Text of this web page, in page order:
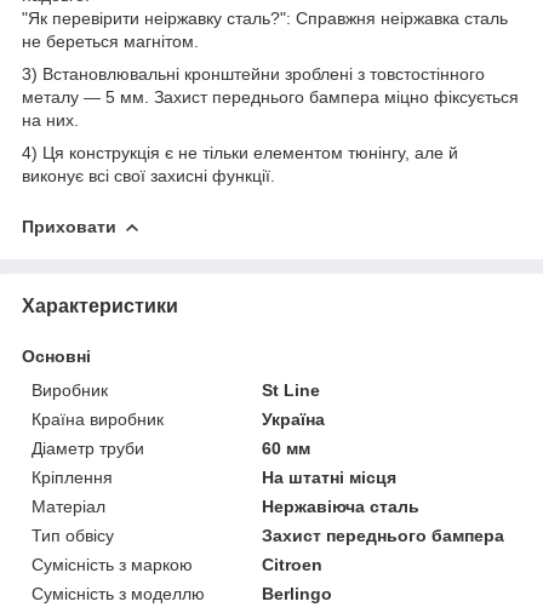
"Як перевірити неіржавку сталь?": Справжня неіржавка сталь
не береться магнітом.
3) Встановлювальні кронштейни зроблені з товстостінного
металу — 5 мм. Захист переднього бампера міцно фіксується
на них.
4) Ця конструкція є не тільки елементом тюнінгу, але й
виконує всі свої захисні функції.
Приховати
Характеристики
Основні
Виробник
St Line
Країна виробник
Україна
Діаметр труби
60 мм
Кріплення
На штатні місця
Матеріал
Нержавіюча сталь
Тип обвісу
Захист переднього бампера
Сумісність з маркою
Citroen
Сумісність з моделлю
Berlingo